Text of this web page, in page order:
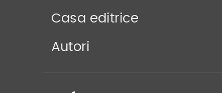
Casa editrice
Autori